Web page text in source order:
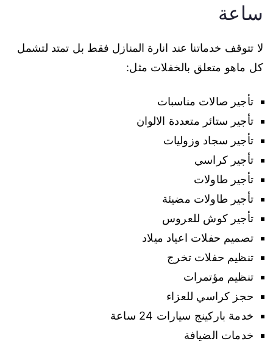
ساعة
لا تتوقف خدماتنا عند انارة المنازل فقط بل تمتد لتشمل
كل ماهو متعلق بالخفلات مثل:
تأجير صالات مناسبات
تأجير ستائر متعددة الالوان
تأجير سجاد وزوليات
تأجير كراسي
تأجير طاولات
تأجير طاولات مضيئة
تأجير كوش للعروس
تصميم حفلات اعياد ميلاد
تنظيم حفلات تخرج
تنظيم مؤتمرات
حجز كراسي للعزاء
خدمة باركينج سيارات 24 ساعة
خدمات الضيافة